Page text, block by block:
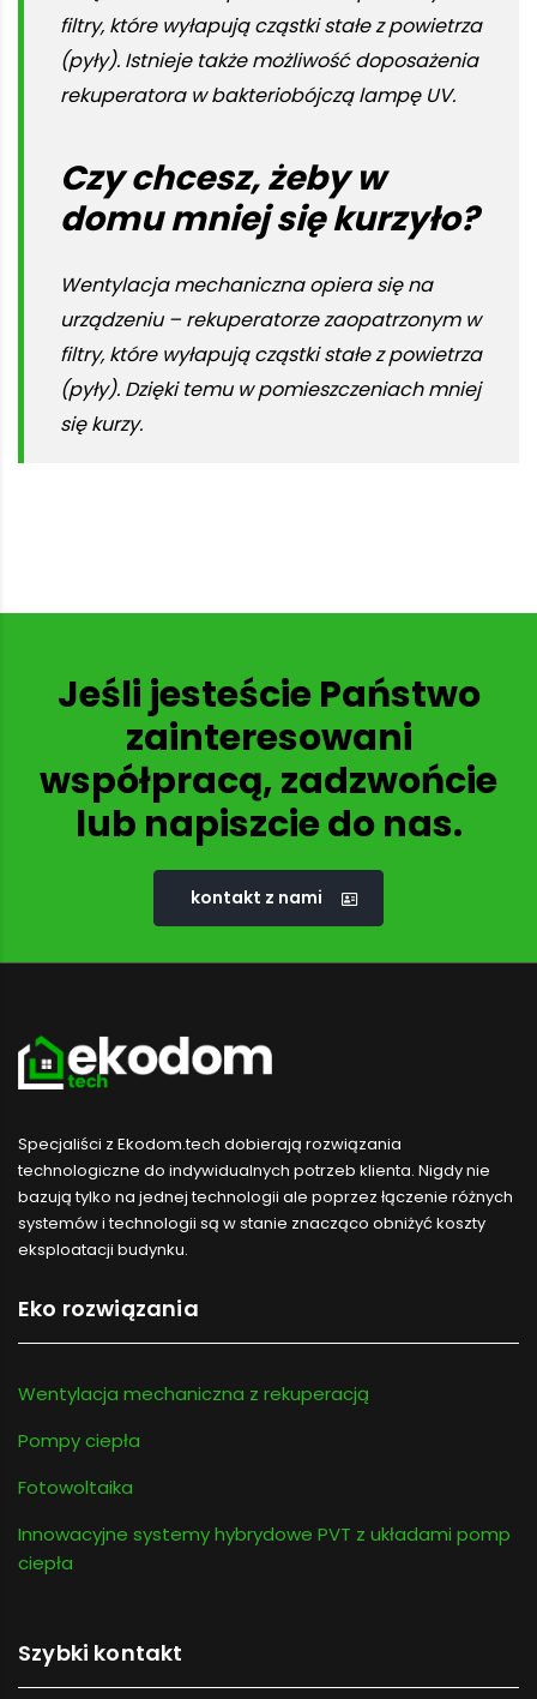
filtry, które wyłapują cząstki stałe z powietrza
(pyły). Istnieje także możliwość doposażenia
rekuperatora w bakteriobójczą lampę UV.
Czy chcesz, żeby w
domu mniej się kurzyło?
Wentylacja mechaniczna opiera się na
urządzeniu – rekuperatorze zaopatrzonym w
filtry, które wyłapują cząstki stałe z powietrza
(pyły). Dzięki temu w pomieszczeniach mniej
się kurzy.
Jeśli jesteście Państwo
zainteresowani
współpracą, zadzwońcie
lub napiszcie do nas.
kontakt z nami
Specjaliści z Ekodom.tech dobierają rozwiązania
technologiczne do indywidualnych potrzeb klienta. Nigdy nie
bazują tylko na jednej technologii ale poprzez łączenie różnych
systemów i technologii są w stanie znacząco obniżyć koszty
eksploatacji budynku.
Eko rozwiązania
Wentylacja mechaniczna z rekuperacją
Pompy ciepła
Fotowoltaika
Innowacyjne systemy hybrydowe PVT z układami pomp
ciepła
Szybki kontakt